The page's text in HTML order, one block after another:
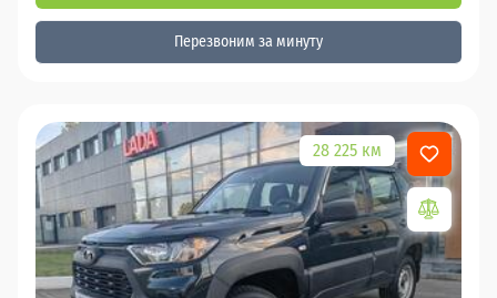
Перезвоним за минуту
28 225 км